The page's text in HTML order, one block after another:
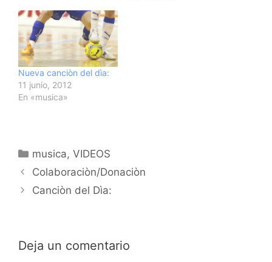
Nueva canciòn del dìa:
11 junio, 2012
En «musica»
Categorías
musica,VIDEOS
Navegación
de
Colaboraciòn/Donaciòn
Canciòn del Dìa:
Deja un comentario